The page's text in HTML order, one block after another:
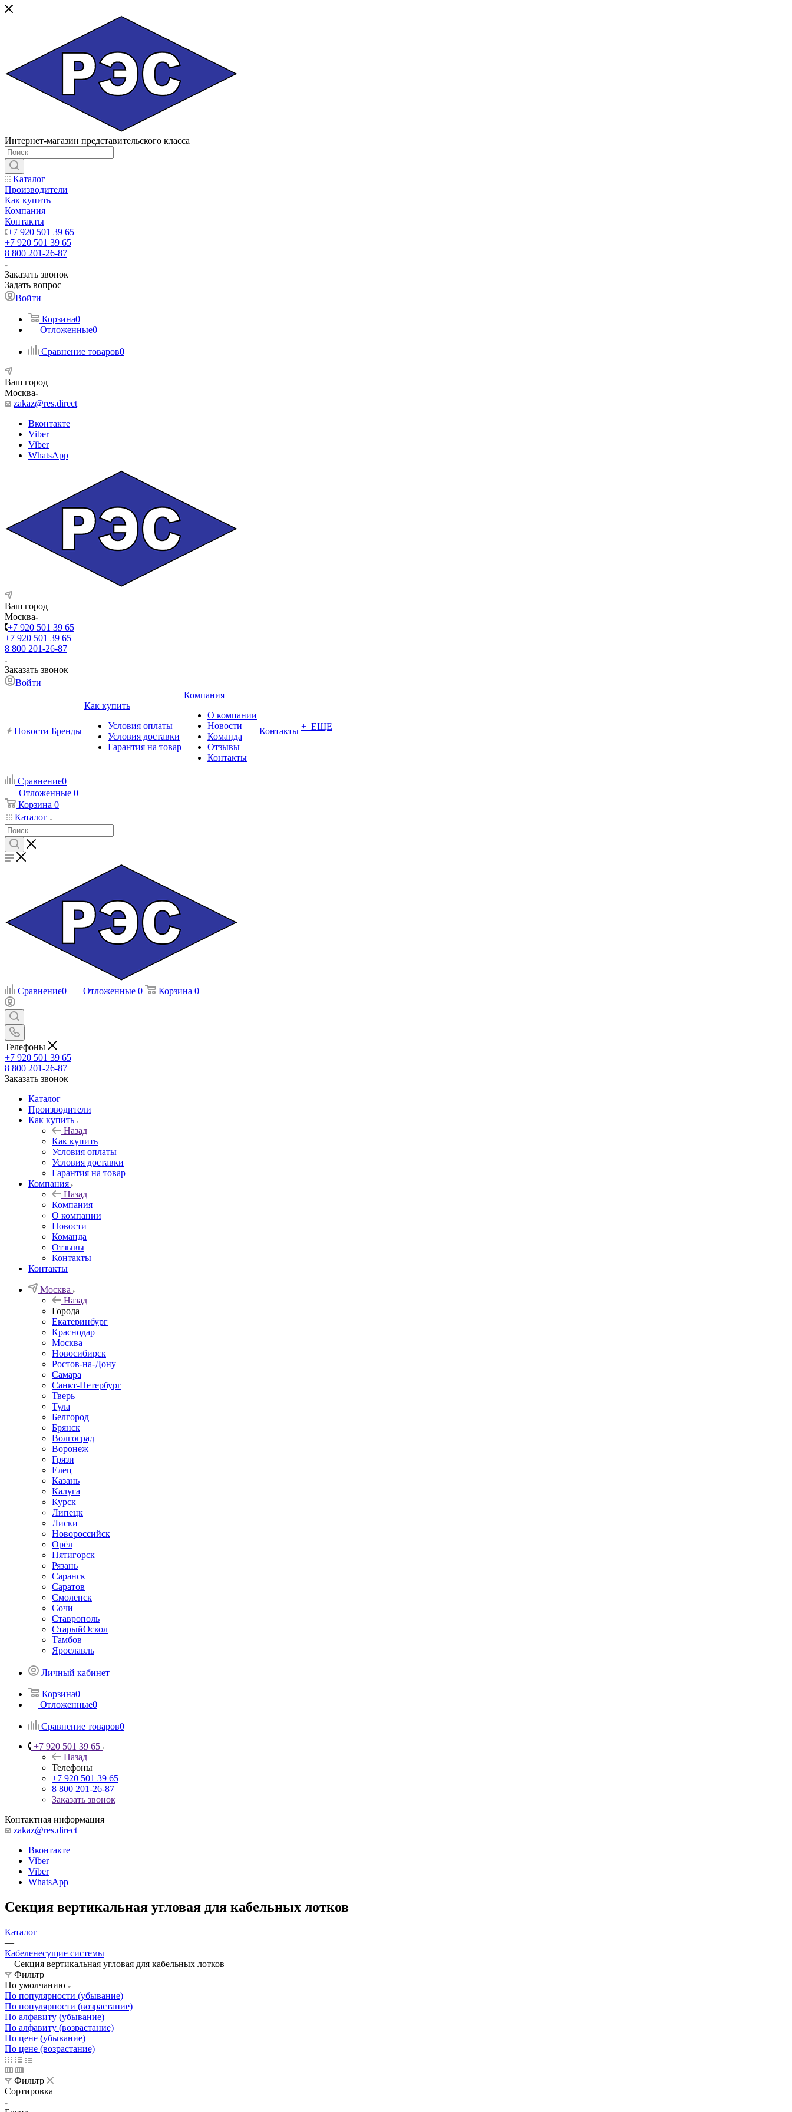
Интернет-магазин представительского класса
Каталог
Производители
Как купить
Компания
Контакты
+7 920 501 39 65
+7 920 501 39 65
8 800 201-26-87
Заказать звонок
Задать вопрос
Войти
Корзина0
Отложенные0
Сравнение товаров0
Ваш город
Москва
zakaz@res.direct
Вконтакте
Viber
Viber
WhatsApp
Ваш город
Москва
+7 920 501 39 65
+7 920 501 39 65
8 800 201-26-87
Заказать звонок
Войти
Новости Бренды
Как купить
Условия оплаты
Условия доставки
Гарантия на товар
Компания
О компании
Новости
Команда
Отзывы
Контакты
Контакты + ЕЩЕ
Сравнение0
Отложенные 0
Корзина 0
Каталог
Сравнение0 Отложенные 0 Корзина 0
Телефоны
+7 920 501 39 65
8 800 201-26-87
Заказать звонок
Каталог
Производители
Как купить
Назад
Как купить
Условия оплаты
Условия доставки
Гарантия на товар
Компания
Назад
Компания
О компании
Новости
Команда
Отзывы
Контакты
Контакты
Москва
Назад
Города
Екатеринбург
Краснодар
Москва
Новосибирск
Ростов-на-Дону
Самара
Санкт-Петербург
Тверь
Тула
Белгород
Брянск
Волгоград
Воронеж
Грязи
Елец
Казань
Калуга
Курск
Липецк
Лиски
Новороссийск
Орёл
Пятигорск
Рязань
Саранск
Саратов
Смоленск
Сочи
Ставрополь
СтарыйОскол
Тамбов
Ярославль
Личный кабинет
Корзина0
Отложенные0
Сравнение товаров0
+7 920 501 39 65
Назад
Телефоны
+7 920 501 39 65
8 800 201-26-87
Заказать звонок
Контактная информация
zakaz@res.direct
Вконтакте
Viber
Viber
WhatsApp
Секция вертикальная угловая для кабельных лотков
Каталог
—
Кабеленесущие системы
—Секция вертикальная угловая для кабельных лотков
Фильтр
По умолчанию
По популярности (убывание)
По популярности (возрастание)
По алфавиту (убывание)
По алфавиту (возрастание)
По цене (убывание)
По цене (возрастание)
Фильтр
Сортировка